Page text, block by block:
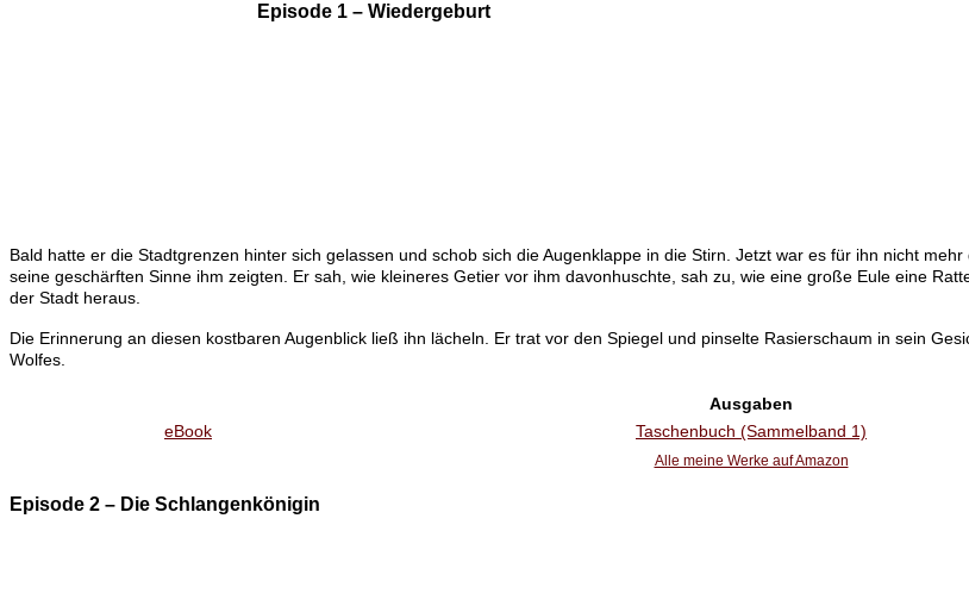
Episode 1 – Wiedergeburt
Bald hatte er die Stadtgrenzen hinter sich gelassen und schob sich die Augenklappe in die Stirn. Jetzt war es für ihn nicht
seine geschärften Sinne ihm zeigten. Er sah, wie kleineres Getier vor ihm davonhuschte, sah zu, wie eine große Eule eine
der Stadt heraus.
Die Erinnerung an diesen kostbaren Augenblick ließ ihn lächeln. Er trat vor den Spiegel und pinselte Rasierschaum in sein
Wolfes.
Ausgaben
eBook
Taschenbuch (Sammelband 1)
Alle meine Werke auf Amazon
Episode 2 – Die Schlangenkönigin